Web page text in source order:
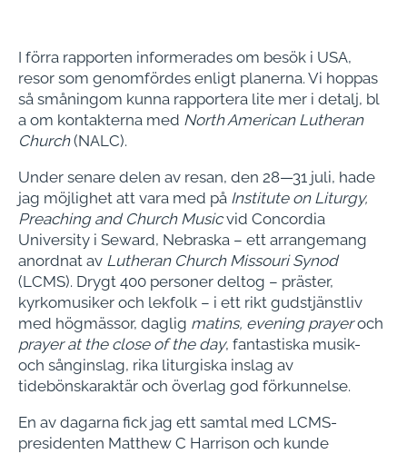
I förra rapporten informerades om besök i USA,
resor som genomfördes enligt planerna. Vi hoppas
så småningom kunna rapportera lite mer i detalj, bl
a om kontakterna med North American Lutheran
Church(NALC).
Under senare delen av resan, den 28—31 juli, hade
jag möjlighet att vara med på Institute on Liturgy,
Preaching and Church Musicvid Concordia
University i Seward, Nebraska – ett arrangemang
anordnat av Lutheran Church Missouri Synod
(LCMS). Drygt 400 personer deltog – präster,
kyrkomusiker och lekfolk – i ett rikt gudstjänstliv
med högmässor, daglig matins, evening prayeroch
prayer at the close of the day, fantastiska musik-
och sånginslag, rika liturgiska inslag av
tidebönskaraktär och överlag god förkunnelse.
En av dagarna fick jag ett samtal med LCMS-
presidenten Matthew C Harrison och kunde